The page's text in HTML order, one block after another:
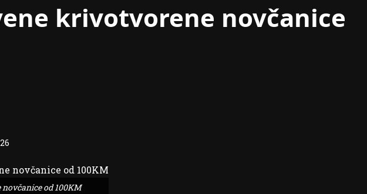
krivotvorene novčanice
od 100KM